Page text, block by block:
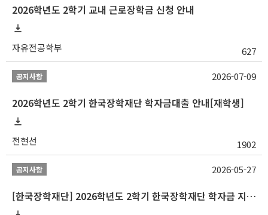
2026학년도 2학기 교내 근로장학금 신청 안내
자유전공학부 627
공지사항
2026학년도 2학기 한국장학재단 학자금대출 안내[재학생]
전현선 1902
2026-07-09
공지사항
[한국장학재단] 2026학년도 2학기 한국장학재단 학자금 지원구간 산정 신청 안내
2026-05-27